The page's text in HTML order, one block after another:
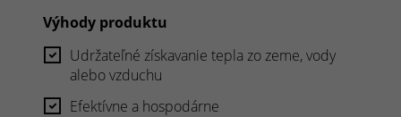
Výhody produktu
Udržateľné získavanie tepla zo zeme, vody
alebo vzduchu
Efektívne a hospodárne